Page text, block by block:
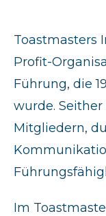
Toastmasters
Profit-
Führung, die
wurde.
Mitgliedern,
Im